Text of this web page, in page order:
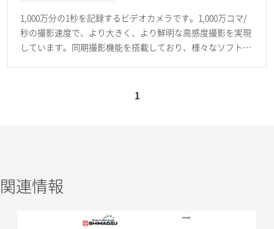
1,000万分の1秒を記録するビデオカメラです。1,000万コマ/
秒の撮影速度で、より大きく、より鮮明な高感度撮影を実現
しています。同期撮影機能を搭載しており、様々なソフトウ
1
関連情報